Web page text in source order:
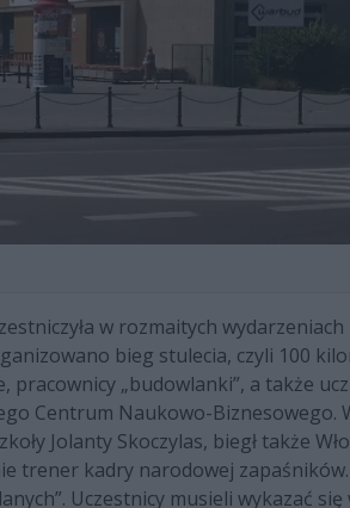
w rozmaitych
bieg stulecia, czyli 100
pracownicy „budowlanki”, a także
Centrum Naukowo-Biznesowego.
Jolanty Skoczylas, biegł także
trener kadry narodowej zapaśników.
Uczestnicy musieli wykazać się